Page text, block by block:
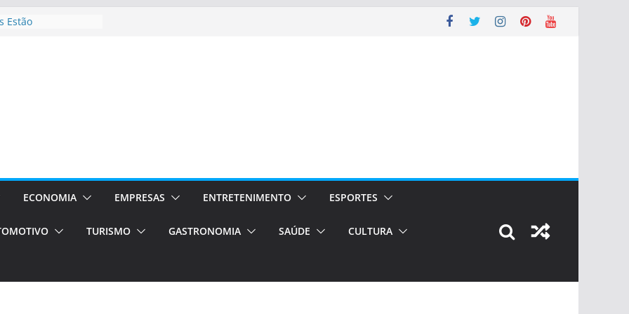
Estão
em Porto
de transfer,
de alto padrão
bolsas –
o segundo
únicas e
de volta!
ECONOMIA EMPRESAS ENTRETENIMENTO ESPORTES
TURISMO GASTRONOMIA SAÚDE CULTURA